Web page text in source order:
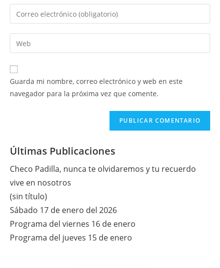
nombre
de
usuario
para
comentar
Introduce
tu
dirección
de
electrónico
para
comentar
Introduce
la
URL
de
Guarda mi nombre, correo electrónico y web en este
navegador para la próxima vez que comente.
Últimas Publicaciones
Checo Padilla, nunca te olvidaremos y tu recuerdo
vive en nosotros
(sin título)
Sábado 17 de enero del 2026
Programa del viernes 16 de enero
Programa del jueves 15 de enero